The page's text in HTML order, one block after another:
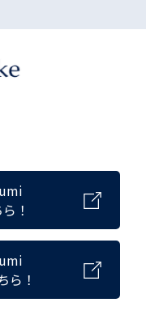
！
ら！